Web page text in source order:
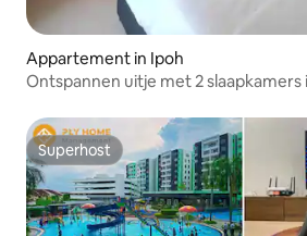
Appartement in Ipoh
Ontspannen uitje met 2 slaapkamers
Superhost
Superhost